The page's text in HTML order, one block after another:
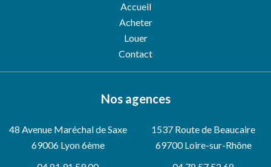
Accueil
Acheter
Louer
Contact
Nos agences
48 Avenue Maréchal de Saxe
69006Lyon 6ème
1537 Route de Beaucaire
69700 Loire-sur-Rhône